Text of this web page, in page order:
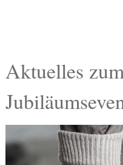
Gesundheit
Kultur
Termine
Aktuelles